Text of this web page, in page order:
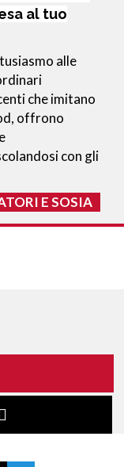
al tuo
alle
che imitano
offrono
con gli
E SOSIA